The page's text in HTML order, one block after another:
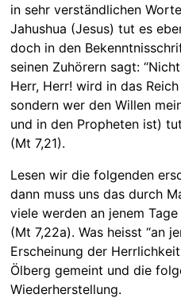
in sehr verständlichen
Jahushua (Jesus) tut es
doch in den
seinen Zuhörern sagt:
Herr, Herr! wird in das
sondern wer den Willen
und in den Propheten ist)
(Mt 7,21).
Lesen wir die folgenden
dann muss uns das durch
viele werden an jenem
(Mt 7,22a). Was heisst “an
Erscheinung der
Ölberg gemeint und die
Wiederherstellung.